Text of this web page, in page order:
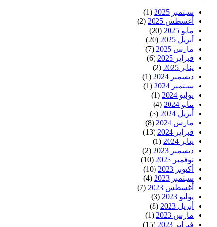
سبتمبر 2025
(1)
أغسطس 2025
(2)
مايو 2025
(20)
أبريل 2025
(20)
مارس 2025
(7)
فبراير 2025
(6)
يناير 2025
(2)
ديسمبر 2024
(1)
سبتمبر 2024
(1)
يوليو 2024
(1)
مايو 2024
(4)
أبريل 2024
(3)
مارس 2024
(8)
فبراير 2024
(13)
يناير 2024
(1)
ديسمبر 2023
(2)
نوفمبر 2023
(10)
أكتوبر 2023
(10)
سبتمبر 2023
(4)
أغسطس 2023
(7)
يوليو 2023
(3)
أبريل 2023
(8)
مارس 2023
(1)
فبراير 2023
(15)